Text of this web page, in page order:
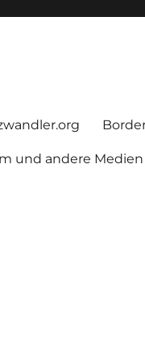
und andere Medien